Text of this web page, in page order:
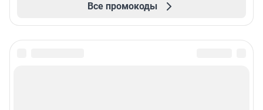
Все промокоды